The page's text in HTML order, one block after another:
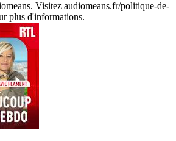
Visitez audiomeans.fr/politique-de-
plus d'informations.